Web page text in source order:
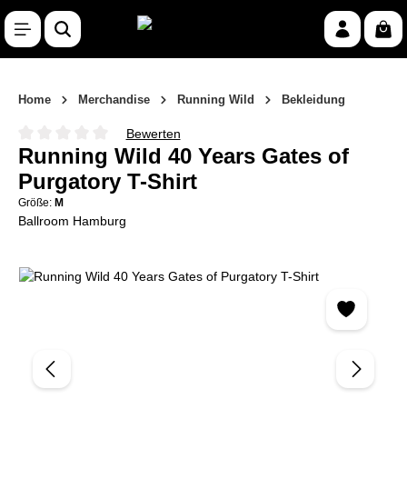
Zum Hauptinhalt springen
Home Merchandise Running Wild Bekleidung
Durchschnittliche Bewertung von 0 von 5 Sternen
Bewerten
Running Wild 40 Years Gates of
Purgatory T-Shirt
Größe: M
Ballroom Hamburg
Bildergalerie überspringen